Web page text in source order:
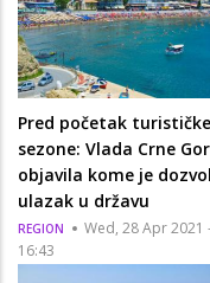
Pred početak turističke
sezone: Vlada Crne
objavila kome je
ulazak u državu
REGION
Wed, 28 Apr 2021
16:43